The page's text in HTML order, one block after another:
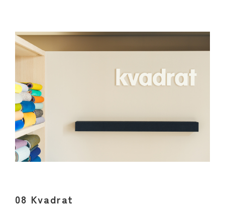
08 Kvadrat